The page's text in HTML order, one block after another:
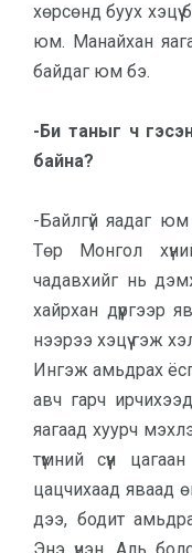
хөр­сөнд буух хэцүү
юм. Манайхан
байдаг юм бэ.
-Би таныг ч
байна?
-Байлгүй яадаг
Төр Монгол
чадавхийг нь
хайр­хан дүүргээр
нээрээ хэцүү гэж
Ингэж амьдрах
авч гарч
яагаад хуурч
түмний сүүн
цацчихаад яваад
дээ, бодит